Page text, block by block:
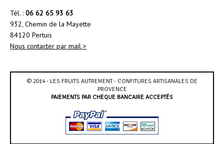
Tél. : 06 62 65 93 63
932, Chemin de la Mayette
84120 Pertuis
Nous contacter par mail >
© 2014 - LES FRUITS AUTREMENT - CONFITURES ARTISANALES DE
PROVENCE
PAIEMENTS PAR CHÈQUE BANCAIRE ACCEPTÉS